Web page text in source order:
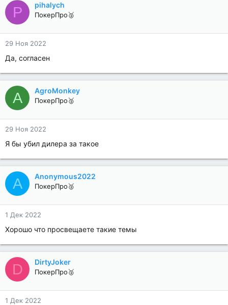
P pihalych
ПокерПро🥈
29 Ноя 2022
Да, согласен
A AgroMonkey
ПокерПро🥈
29 Ноя 2022
Я бы убил дилера за такое
A Anonymous2022
ПокерПро🥈
1 Дек 2022
Хорошо что просвещаете такие темы
D DirtyJoker
ПокерПро🥈
1 Дек 2022